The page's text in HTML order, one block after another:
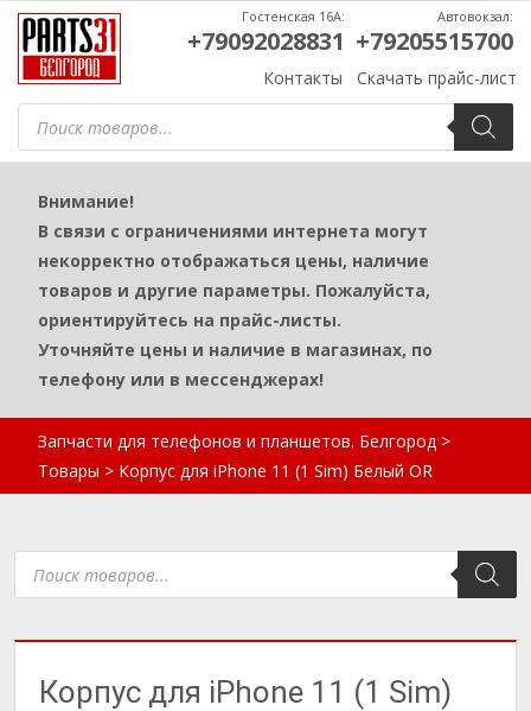
Поиск
товаров
Контакты Скачать прайс-лист
Гостенская 16А:
+79092028831
Автовокзал:
+79205515700
Внимание!
В связи с ограничениями интернета могут
некорректно отображаться цены, наличие
товаров и другие параметры. Пожалуйста,
ориентируйтесь на прайс-листы.
Уточняйте цены и наличие в магазинах, по
телефону или в мессенджерах!
Запчасти для телефонов и планшетов. Белгород >
Товары > Корпус для iPhone 11 (1 Sim) Белый OR
Поиск
товаров
Корпус для iPhone 11 (1 Sim)